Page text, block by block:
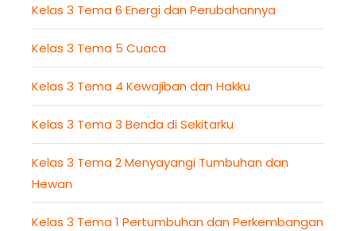
Kelas 3 Tema 6 Energi dan Perubahannya
Kelas 3 Tema 5 Cuaca
Kelas 3 Tema 4 Kewajiban dan Hakku
Kelas 3 Tema 3 Benda di Sekitarku
Kelas 3 Tema 2 Menyayangi Tumbuhan dan
Hewan
Kelas 3 Tema 1 Pertumbuhan dan Perkembangan